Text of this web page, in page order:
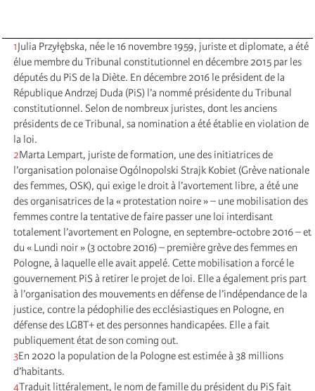
1Julia Przyłębska, née le 16 novembre 1959, juriste et diplomate, a été
élue membre du Tribunal constitutionnel en décembre 2015 par les
députés du PiS de la Diète. En décembre 2016 le président de la
République Andrzej Duda (PiS) l’a nommé présidente du Tribunal
constitutionnel. Selon de nombreux juristes, dont les anciens
présidents de ce Tribunal, sa nomination a été établie en violation de
la loi.
2Marta Lempart, juriste de formation, une des initiatrices de
l’organisation polonaise Ogólnopolski Strajk Kobiet (Grève nationale
des femmes, OSK), qui exige le droit à l’avortement libre, a été une
des organisatrices de la « protestation noire » – une mobilisation des
femmes contre la tentative de faire passer une loi interdisant
totalement l’avortement en Pologne, en septembre-octobre 2016 – et
du « Lundi noir » (3 octobre 2016) – première grève des femmes en
Pologne, à laquelle elle avait appelé. Cette mobilisation a forcé le
gouvernement PiS à retirer le projet de loi. Elle a également pris part
à l’organisation des mouvements en défense de l’indépendance de la
justice, contre la pédophilie des ecclésiastiques en Pologne, en
défense des LGBT+ et des personnes handicapées. Elle a fait
publiquement état de son coming out.
3En 2020 la population de la Pologne est estimée à 38 millions
d’habitants.
4Traduit littéralement, le nom de famille du président du PiS fait